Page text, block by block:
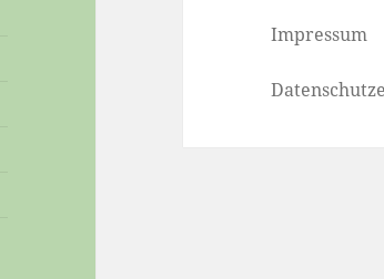
Impressum